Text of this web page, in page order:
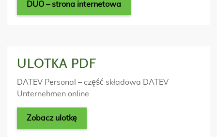
DUO – strona internetowa
ULOTKA PDF
DATEV Personal – część składowa DATEV
Unternehmen online
Zobacz ulotkę